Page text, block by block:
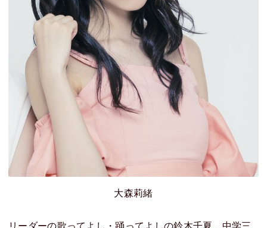
大森莉緒
リーダーの歌ってよし・踊ってよしの鈴木千夏、中学三